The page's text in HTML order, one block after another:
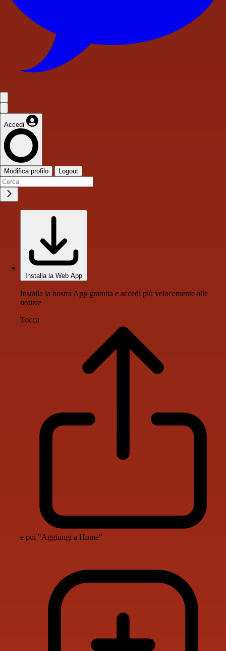
Accedi
Modifica profilo Logout
Installa la Web App
Installa la nostra App gratuita e accedi più velocemente alle
notizie
Tocca
e poi "Aggiungi a Home"